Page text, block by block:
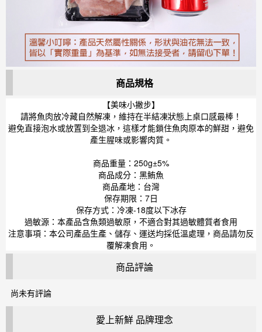
商品規格
【美味小撇步】
請將魚肉放冷藏自然解凍，維持在半結凍狀態上桌口感最棒！
避免直接泡水或放置到全退冰，這樣才能鎖住魚肉原本的鮮甜，避免
產生腥味或影響肉質。
商品重量：250g±5%
商品成分：黑鮪魚
商品產地：台灣
保存期限：7日
保存方式：冷凍-18度以下冰存
過敏源：本產品含魚類過敏原，不適合對其過敏體質者食用
注意事項：本公司產品生產、儲存、運送均採低溫處理，商品請勿反
覆解凍食用。
商品評論
尚未有評論
愛上新鮮 品牌理念